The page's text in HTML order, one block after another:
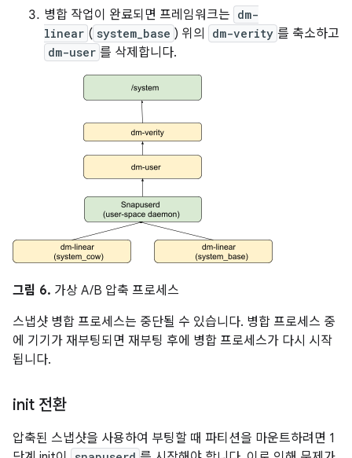
병합 작업이 완료되면 프레임워크는 dm-
linear ( system_base ) 위의 dm-verity 를 축소하고
dm-user 를 삭제합니다.
그림 6. 가상 A/B 압축 프로세스
스냅샷 병합 프로세스는 중단될 수 있습니다. 병합 프로세스 중
에 기기가 재부팅되면 재부팅 후에 병합 프로세스가 다시 시작
됩니다.
init 전환
압축된 스냅샷을 사용하여 부팅할 때 파티션을 마운트하려면 1